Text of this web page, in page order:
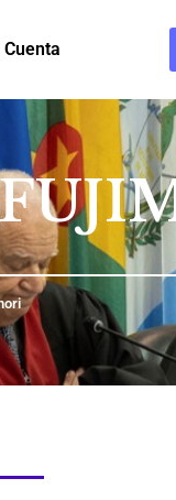
Cuenta